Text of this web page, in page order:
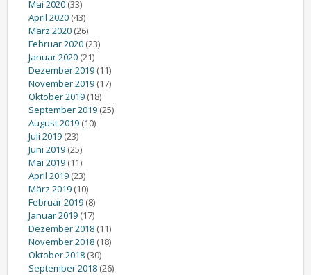
Mai 2020 (33)
April 2020 (43)
März 2020 (26)
Februar 2020 (23)
Januar 2020 (21)
Dezember 2019 (11)
November 2019 (17)
Oktober 2019 (18)
September 2019 (25)
August 2019 (10)
Juli 2019 (23)
Juni 2019 (25)
Mai 2019 (11)
April 2019 (23)
März 2019 (10)
Februar 2019 (8)
Januar 2019 (17)
Dezember 2018 (11)
November 2018 (18)
Oktober 2018 (30)
September 2018 (26)